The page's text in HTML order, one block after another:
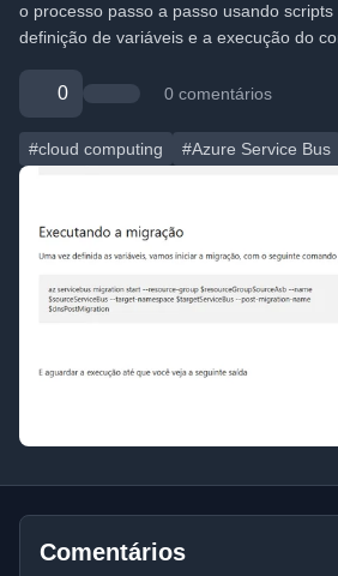
o processo passo a passo usando
definição de variáveis e a execução do
0 0 comentários
#cloud computing #Azure Service Bus
Comentários